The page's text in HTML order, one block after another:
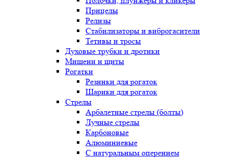
Прицелы
Релизы
Стабилизаторы и виброгасители
Тетивы и тросы
Духовые трубки и дротики
Мишени и щиты
Рогатки
Резинки для рогаток
Шарики для рогаток
Стрелы
Арбалетные стрелы (болты)
Лучные стрелы
Карбоновые
Алюминиевые
С натуральным оперением